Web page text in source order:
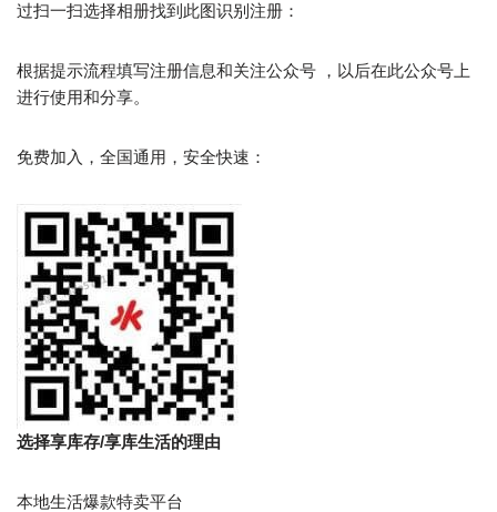
过扫一扫选择相册找到此图识别注册：
根据提示流程填写注册信息和关注公众号 ，以后在此公众号上
进行使用和分享。
免费加入，全国通用，安全快速：
选择享库存/享库生活的理由
本地生活爆款特卖平台